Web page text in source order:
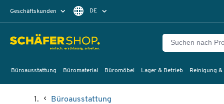
Geschäftskunden DE
Büroausstattung Büromaterial Büromöbel Lager & Betrieb Reinigung &
Büroausstattung